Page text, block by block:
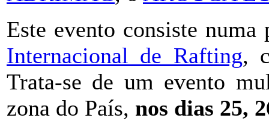
Este evento consiste
Internacional de Rafting,
Trata-se de um evento
zona do País, nos dias 25,